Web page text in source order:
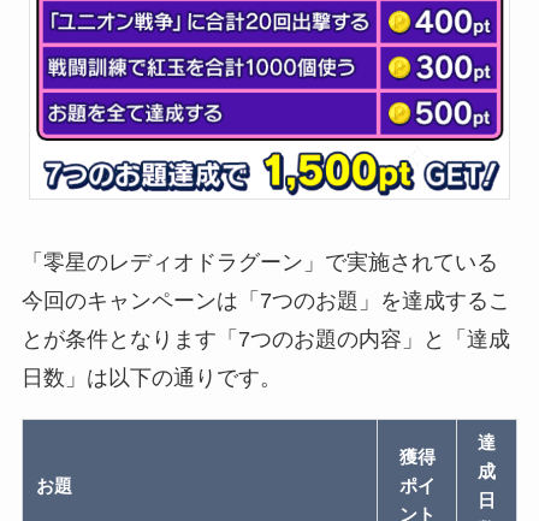
「零星のレディオドラグーン」で実施されている
今回のキャンペーンは「7つのお題」を達成するこ
とが条件となります「7つのお題の内容」と「達成
日数」は以下の通りです。
お題
獲得
ポイ
ント
達
成
日